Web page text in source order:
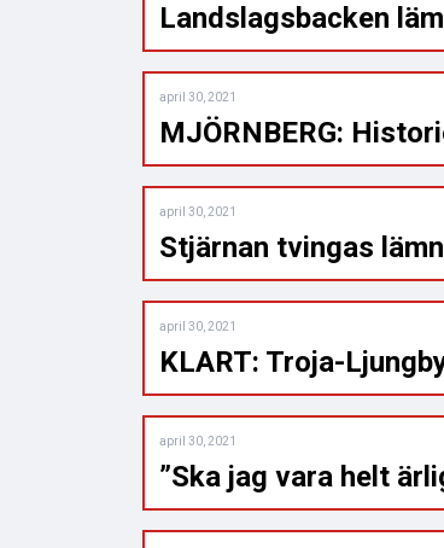
Landslagsbacken
april 30, 2021
MJÖRNBERG:
april 30, 2021
Stjärnan tvingas
april 30, 2021
KLART: Troja-
april 30, 2021
”Ska jag vara helt